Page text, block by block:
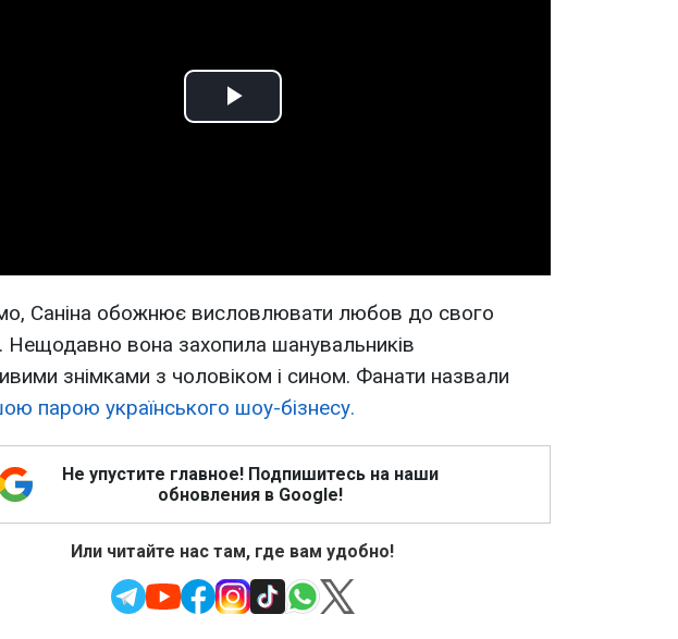
Play
Саніна обожнює висловлювати любов до свого
Нещодавно вона захопила шанувальників
знімками з чоловіком і сином. Фанати назвали
парою українського шоу-бізнесу.
Не упустите главное! Подпишитесь на наши
обновления в Google!
Или читайте нас там, где вам удобно!